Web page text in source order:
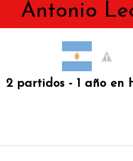
Antonio
2 partidos - 1 año en